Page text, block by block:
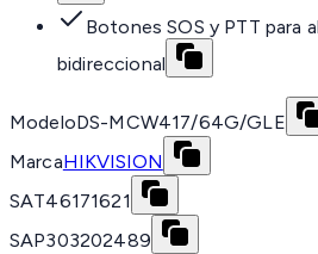
Botones SOS y PTT para
bidireccional
ModeloDS-MCW417/64G/GLE
MarcaHIKVISION
SAT46171621
SAP303202489